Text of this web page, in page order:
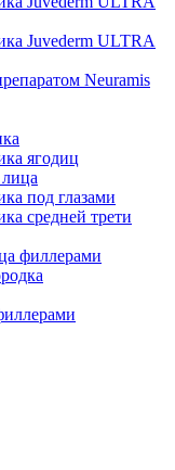
Juvederm ULTRA
Neuramis
ягодиц
под глазами
средней трети
филлерами